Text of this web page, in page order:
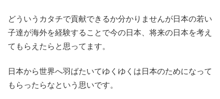
どういうカタチで貢献できるか分かりませんが日本の若い
子達が海外を経験することで今の日本、将来の日本を考え
てもらえたらと思ってます。
日本から世界へ羽ばたいてゆくゆくは日本のためになって
もらったらなという思いです。